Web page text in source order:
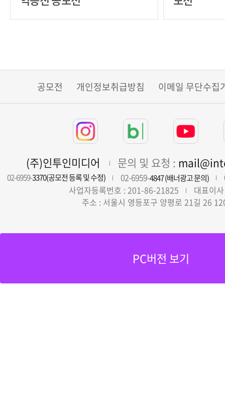
공모전 개인정보취급방침 이메일 무단수집
(주)인투인미디어 문의 및 요청 :
02-6959-3370(공모전 등록 및 수정) 02-6959-4847 (배너광고 문의)
사업자등록번호 : 201-86-21825
대표이
주소 : 서울시 영등포구 양평로 21길 26
PC버전 보기